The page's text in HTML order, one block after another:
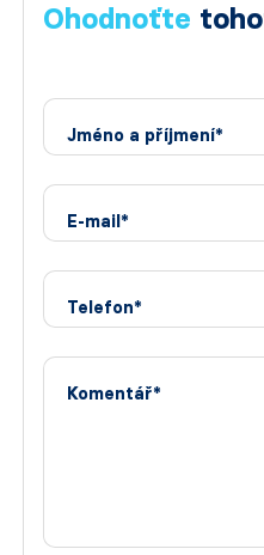
Ohodnoťte
Jméno a příjmení*
E-mail*
Telefon*
Komentář*